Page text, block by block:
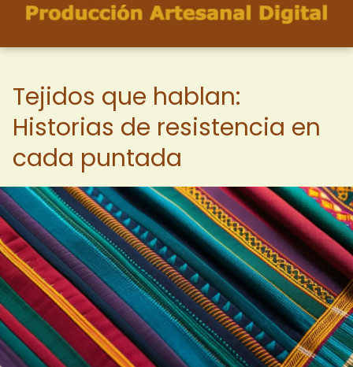
Tejidos que hablan:
Historias de resistencia en
cada puntada